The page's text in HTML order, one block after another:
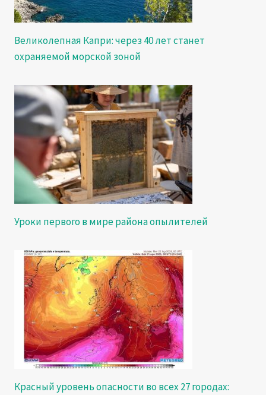
Великолепная Капри: через 40 лет станет
охраняемой морской зоной
Уроки первого в мире района опылителей
Красный уровень опасности во всех 27 городах: